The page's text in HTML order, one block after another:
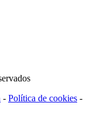
- Política de cookies -